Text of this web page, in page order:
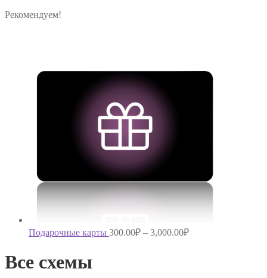
Рекомендуем!
Подарочные карты 300.00₽ – 3,000.00₽
Все схемы